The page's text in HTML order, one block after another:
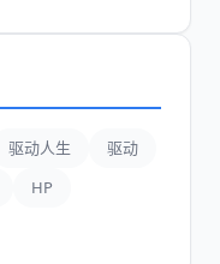
驱动人生
驱动
HP